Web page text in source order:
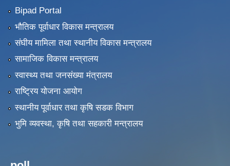
Bipad Portal
भौतिक पूर्वाधार विकास मन्त्रालय
संघीय मामिला तथा स्थानीय विकास मन्त्रालय
सामाजिक विकास मन्त्रालय
स्वास्थ्य तथा जनसंख्या मंत्रालय
राष्ट्रिय योजना आयोग
स्थानीय पूर्वाधार तथा कृषि सडक विभाग
भुमि व्यवस्था, कृषि तथा सहकारी मन्त्रालय